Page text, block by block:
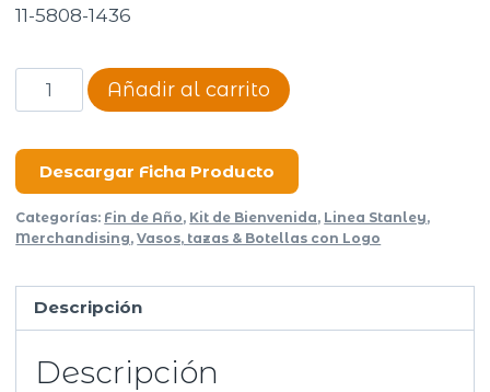
11-5808-1436
VASO
STANLEY
473ML
cantidad
Añadir al carrito
Descargar Ficha Producto
Categorías: Fin de Año, Kit de Bienvenida, Linea Stanley,
Merchandising,Vasos, tazas & Botellas con Logo
Descripción
Descripción